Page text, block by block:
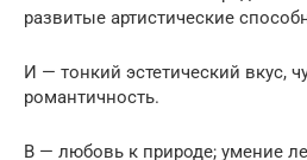
развитые артистические
И — тонкий эстетический вкус,
романтичность.
В — любовь к природе; умение